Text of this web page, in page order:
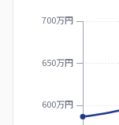
600万円
650万円
700万円